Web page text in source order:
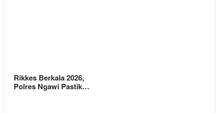
Rikkes Berkala 2026,
Polres Ngawi Pastik…